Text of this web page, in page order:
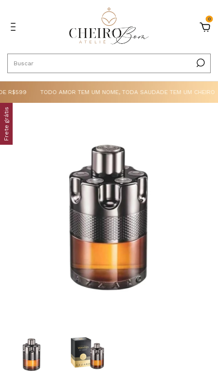
0
R$599 TODO AMOR TEM UM NOME, TODA SAUDADE TEM UM CHEIRO
Frete grátis